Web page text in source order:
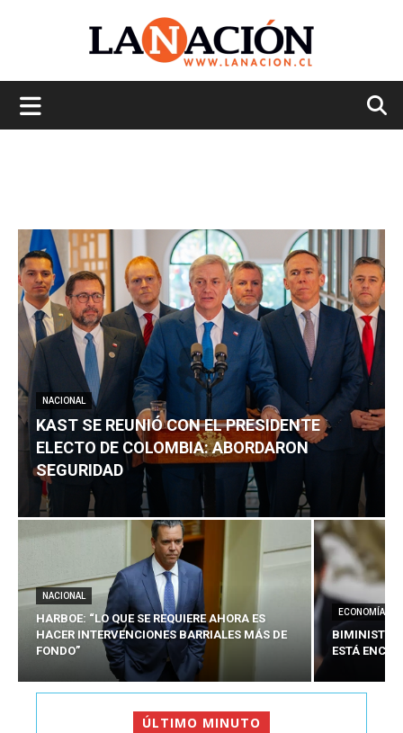
NACIONAL
KAST SE REUNIÓ CON EL PRESIDENTE
ELECTO DE COLOMBIA: ABORDARON
SEGURIDAD
NACIONAL
HARBOE: “LO QUE SE REQUIERE AHORA ES
HACER INTERVENCIONES BARRIALES MÁS DE
FONDO”
ECONOMÍA
BIMINISTRO
ESTÁ
ÚLTIMO MINUTO